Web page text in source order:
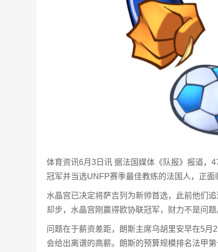
体育资讯6月3日讯 据法国媒体《队报》报道，
冠军并当选UNFP赛季最佳教练的法国人，正面
水晶宫已决定将萨吉列为新帅首选，此前他们
却步，水晶宫刚赢得欧协联冠军，财力不是问
问题在于薪资差距，朗斯主席乌胡里安早在5
会给出离谱的高薪。朗斯的预算规模排名法甲